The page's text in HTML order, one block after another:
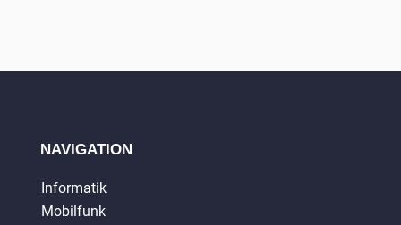
NAVIGATION
Informatik
Mobilfunk